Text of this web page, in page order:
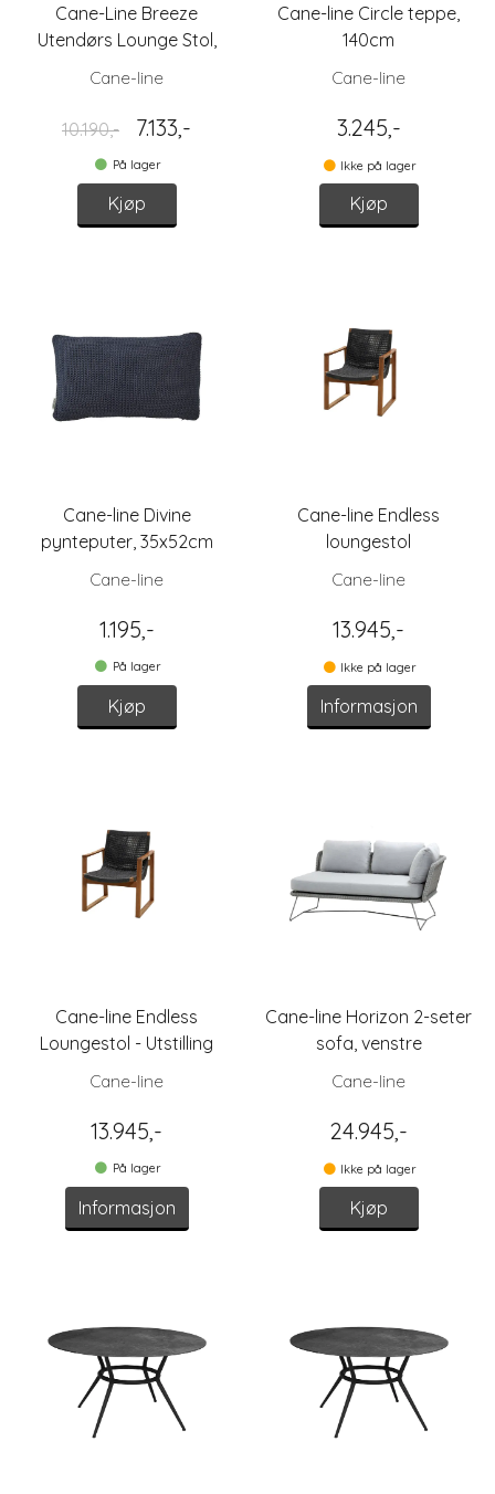
Cane-Line Breeze
Utendørs Lounge Stol,
Cane-line
10.190,- 7.133,-
På lager
Kjøp
Cane-line Circle teppe,
140cm
Cane-line
3.245,-
Ikke på lager
Kjøp
Cane-line Divine
pynteputer, 35x52cm
Cane-line
1.195,-
På lager
Kjøp
Cane-line Endless
loungestol
Cane-line
13.945,-
Ikke på lager
Informasjon
Cane-line Endless
Loungestol - Utstilling
Cane-line
13.945,-
På lager
Informasjon
Cane-line Horizon 2-seter
sofa, venstre
Cane-line
24.945,-
Ikke på lager
Kjøp